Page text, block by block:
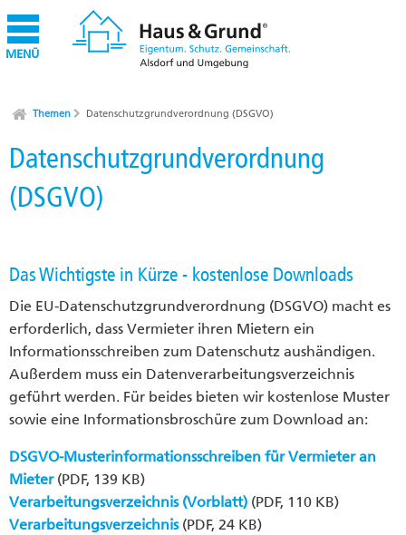
MENÜ
Themen Datenschutzgrundverordnung (DSGVO)
Datenschutzgrundverordnung
(DSGVO)
Das Wichtigste in Kürze - kostenlose Downloads
Die EU-Datenschutzgrundverordnung (DSGVO) macht es
erforderlich, dass Vermieter ihren Mietern ein
Informationsschreiben zum Datenschutz aushändigen.
Außerdem muss ein Datenverarbeitungsverzeichnis
geführt werden. Für beides bieten wir kostenlose Muster
sowie eine Informationsbroschüre zum Download an:
DSGVO-Musterinformationsschreiben für Vermieter an
Mieter(PDF, 139 KB)
Verarbeitungsverzeichnis (Vorblatt) (PDF, 110 KB)
Verarbeitungsverzeichnis (PDF, 24 KB)